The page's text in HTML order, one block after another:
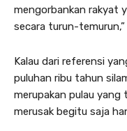
mengorbankan rakyat
secara turun-
Kalau dari referensi
puluhan ribu tahun
merupakan pulau yang
merusak begitu saja